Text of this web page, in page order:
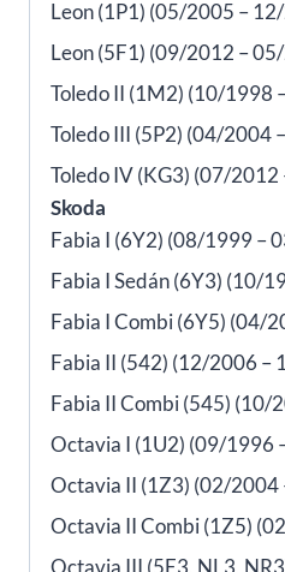
Leon (1P1) (05/2005 –
Leon (5F1) (09/2012 –
Toledo II (1M2) (10/1998
Toledo III (5P2) (04/2004
Toledo IV (KG3) (07/
Skoda
Fabia I (6Y2) (08/1999 –
Fabia I Sedán (6Y3) (10/
Fabia I Combi (6Y5) (04/
Fabia II (542) (12/2006 –
Fabia II Combi (545) (10/
Octavia I (1U2) (09/1996
Octavia II (1Z3) (02/2004
Octavia II Combi (1Z5)
Octavia III (5E3, NL3,